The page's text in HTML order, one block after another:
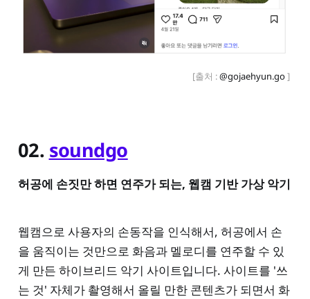
[출처 : @gojaehyun.go ]
02. soundgo
허공에 손짓만 하면 연주가 되는, 웹캠 기반 가상 악기
웹캠으로 사용자의 손동작을 인식해서, 허공에서 손
을 움직이는 것만으로 화음과 멜로디를 연주할 수 있
게 만든 하이브리드 악기 사이트입니다. 사이트를 '쓰
는 것' 자체가 촬영해서 올릴 만한 콘텐츠가 되면서 화